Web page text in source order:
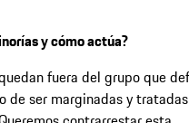
y cómo actúa?
fuera del grupo que
de ser marginadas y